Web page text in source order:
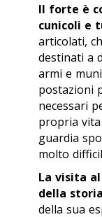
Il forte è
cunicoli e
articolati,
destinati a
armi e
postazioni
necessari
propria
guardia
molto
La visita
della
della sua